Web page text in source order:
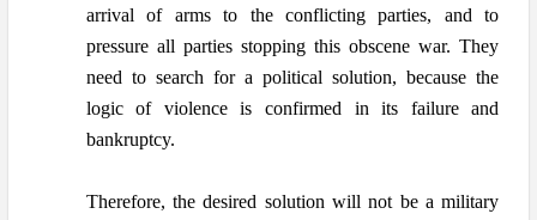
arrival of arms to the conflicting parties, and to
pressure all parties stopping this obscene war. They
need to search for a political solution, because the
logic of violence is confirmed in its failure and
bankruptcy.
Therefore, the desired solution will not be a military